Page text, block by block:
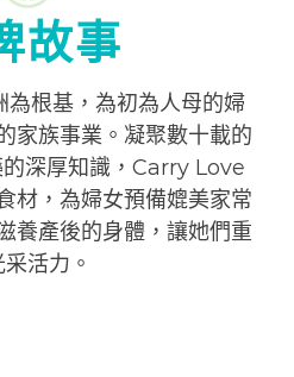
故事
根基，為初為人母的婦
家族事業。凝聚數十載的
深厚知識，Carry Love
材，為婦女預備媲美家常
養產後的身體，讓她們重
活力。